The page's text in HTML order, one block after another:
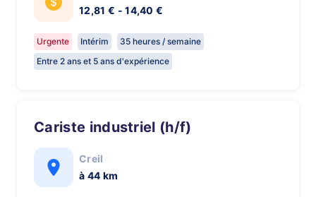
12,81 € - 14,40 €
Urgente Intérim
35 heures / semaine
Entre 2 ans et 5 ans d'expérience
Cariste industriel (h/f)
Creil
à 44 km